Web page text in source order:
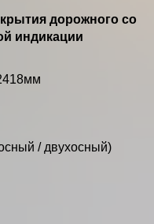
дорожного со
индикации
/ двухосный)